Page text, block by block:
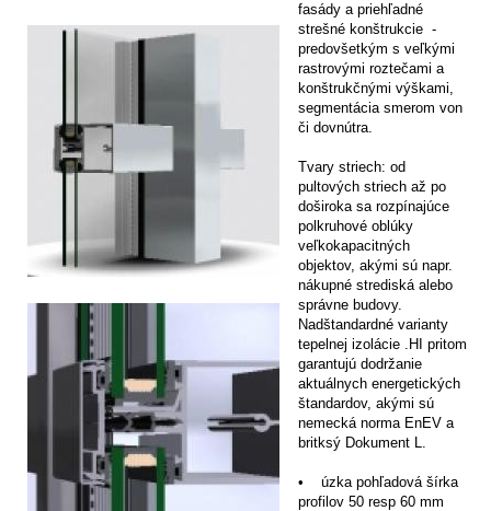
fasády a priehľadné
strešné konštrukcie -
predovšetkým s veľkými
rastrovými roztečami a
konštrukčnými výškami,
segmentácia smerom von
či dovnútra.
Tvary striech: od
pultových striech až po
doširoka sa rozpínajúce
polkruhové oblúky
veľkokapacitných
objektov, akými sú napr.
nákupné strediská alebo
správne budovy.
Nadštandardné varianty
tepelnej izolácie .HI pritom
garantujú dodržanie
aktuálnych energetických
štandardov, akými sú
nemecká norma EnEV a
britksý Dokument L.
• úzka pohľadová šírka
profilov 50 resp 60 mm